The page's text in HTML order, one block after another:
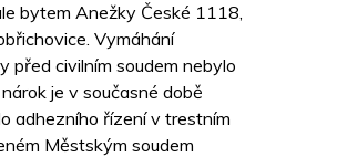
bytem Anežky České 1118,
Vymáhání
před civilním soudem nebylo
je v současné době
adhezního řízení v trestním
Městským soudem